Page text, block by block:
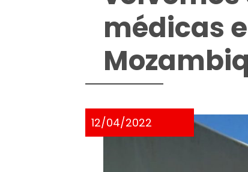
médicas
12/04/2022